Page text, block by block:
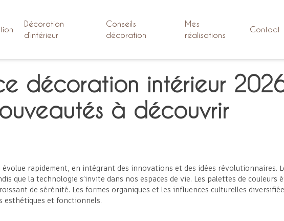
Décoration
d’intérieur
Conseils
décoration
Mes
réalisations
Contact
décoration intérieur
à découvrir
évolue rapidement, en intégrant des innovations et des idées révolutionnaires.
que la technologie s’invite dans nos espaces de vie. Les palettes de couleurs
de sérénité. Les formes organiques et les influences culturelles
esthétiques et fonctionnels.